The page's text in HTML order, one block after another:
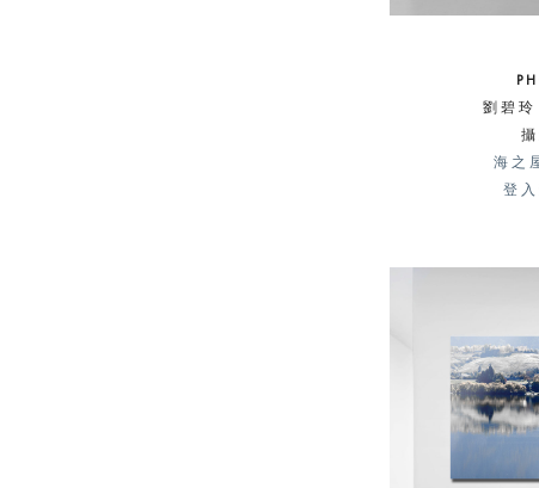
劉碧
海之
登